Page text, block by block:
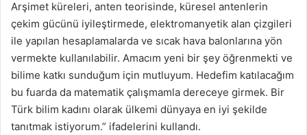
Arşimet küreleri, anten teorisinde, küresel antenlerin
çekim gücünü iyileştirmede, elektromanyetik alan çizgileri
ile yapılan hesaplamalarda ve sıcak hava balonlarına yön
vermekte kullanılabilir. Amacım yeni bir şey öğrenmekti ve
bilime katkı sunduğum için mutluyum. Hedefim katılacağım
bu fuarda da matematik çalışmamla dereceye girmek. Bir
Türk bilim kadını olarak ülkemi dünyaya en iyi şekilde
tanıtmak istiyorum.” ifadelerini kullandı.